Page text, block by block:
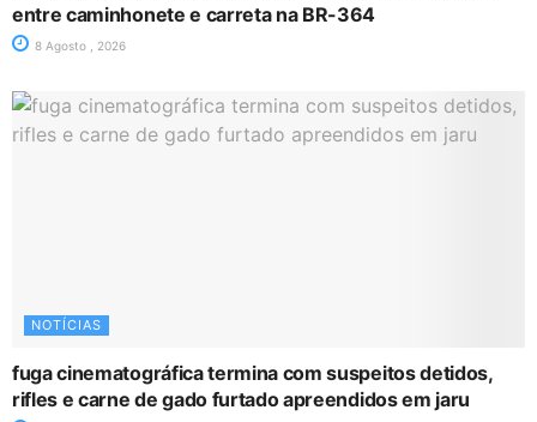
entre caminhonete e carreta na BR-364
8 Agosto , 2026
NOTÍCIAS
fuga cinematográfica termina com suspeitos detidos,
rifles e carne de gado furtado apreendidos em jaru